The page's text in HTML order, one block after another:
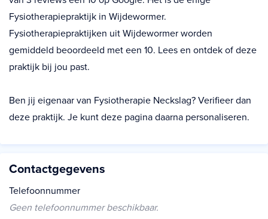
Fysiotherapiepraktijk in Wijdewormer.
Fysiotherapiepraktijken uit Wijdewormer worden
gemiddeld beoordeeld met een 10. Lees en ontdek of deze
praktijk bij jou past.
Ben jij eigenaar van Fysiotherapie Neckslag? Verifieer dan
deze praktijk. Je kunt deze pagina daarna personaliseren.
Contactgegevens
Telefoonnummer
Geen telefoonnummer beschikbaar.